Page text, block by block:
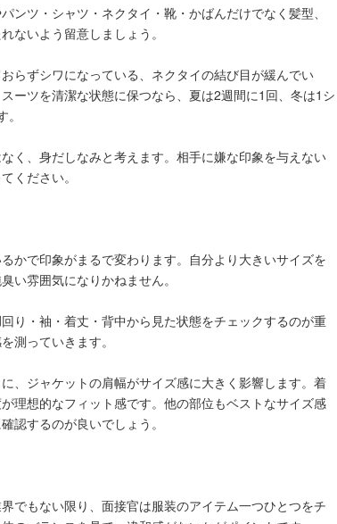
ンツ・シャツ・ネクタイ・靴・かばんだけでなく髪型、
ないよう留意しましょう。
らずシワになっている、ネクタイの結び目が緩んでい
ーツを清潔な状態に保つなら、夏は2週間に1回、冬は1シ
く、身だしなみと考えます。相手に嫌な印象を与えない
ください。
かで印象がまるで変わります。自分より大きいサイズを
い雰囲気になりかねません。
り・袖・着丈・背中から見た状態をチェックするのが重
測っていきます。
、ジャケットの肩幅がサイズ感に大きく影響します。着
理想的なフィット感です。他の部位もベストなサイズ感
認するのが良いでしょう。
でもない限り、面接官は服装のアイテム一つひとつをチ